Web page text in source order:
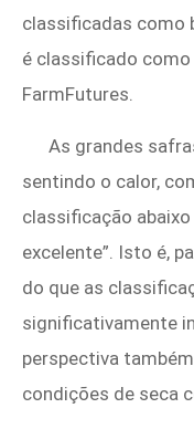
classificadas como
é classificado
FarmFutures.
As grandes
sentindo o calor,
classificação
excelente”. Isto é,
do que as
significativamente
perspectiva
condições de seca